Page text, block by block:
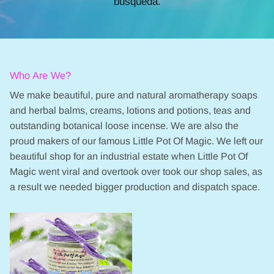
Who Are We?
We make beautiful, pure and natural aromatherapy soaps
and herbal balms, creams, lotions and potions, teas and
outstanding botanical loose incense. We are also the
proud makers of our famous Little Pot Of Magic. We left our
beautiful shop for an industrial estate when Little Pot Of
Magic went viral and overtook over took our shop sales, as
a result we needed bigger production and dispatch space.